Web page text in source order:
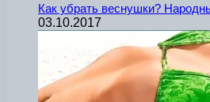
Как убрать веснушки?
03.10.2017